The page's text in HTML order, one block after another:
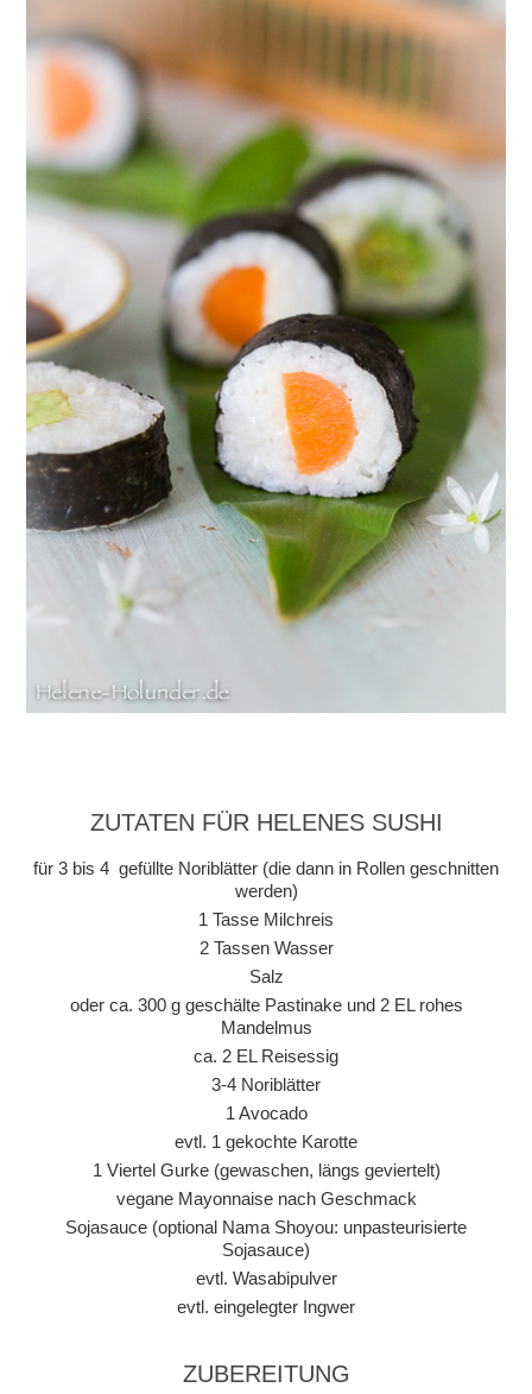
ZUTATEN FÜR HELENES SUSHI
für 3 bis 4 gefüllte Noriblätter (die dann in Rollen geschnitten
werden)
1 Tasse Milchreis
2 Tassen Wasser
Salz
oder ca. 300 g geschälte Pastinake und 2 EL rohes
Mandelmus
ca. 2 EL Reisessig
3-4 Noriblätter
1 Avocado
evtl. 1 gekochte Karotte
1 Viertel Gurke (gewaschen, längs geviertelt)
vegane Mayonnaise nach Geschmack
Sojasauce (optional Nama Shoyou: unpasteurisierte
Sojasauce)
evtl. Wasabipulver
evtl. eingelegter Ingwer
ZUBEREITUNG